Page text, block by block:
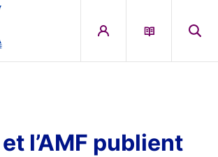
(French)
et l’AMF publient